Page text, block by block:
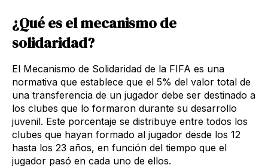
¿Qué es el mecanismo de
solidaridad?
El Mecanismo de Solidaridad de la FIFA es una
normativa que establece que el 5% del valor total de
una transferencia de un jugador debe ser destinado a
los clubes que lo formaron durante su desarrollo
juvenil. Este porcentaje se distribuye entre todos los
clubes que hayan formado al jugador desde los 12
hasta los 23 años, en función del tiempo que el
jugador pasó en cada uno de ellos.